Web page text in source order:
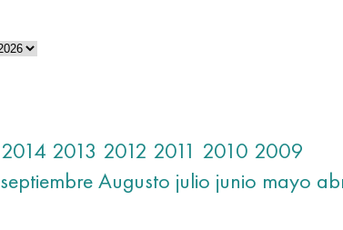
2014 2013 2012 2011 2010 2009
septiembreAugusto julio junio mayo